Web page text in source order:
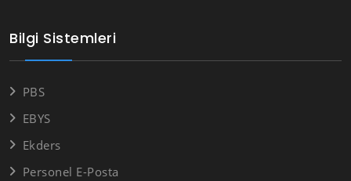
Bilgi Sistemleri
PBS
EBYS
Ekders
Personel E-Posta